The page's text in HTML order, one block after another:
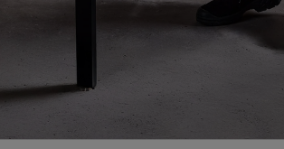
Lidl-diensten, met behulp van jouw gehashte e-
Criteo S.A. beschikt, aan jou kunnen worden
technieken en met welke
over de gegevensverwerking.
noodzakelijke cookies en vergelijkbare